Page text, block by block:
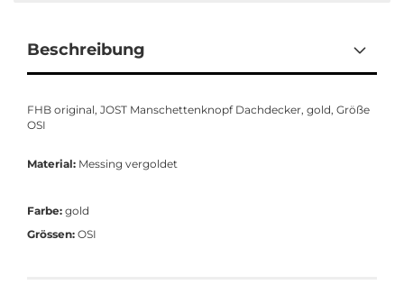
Beschreibung
FHB original, JOST Manschettenknopf Dachdecker, gold, Größe
OSI
Material: Messing vergoldet
Farbe: gold
Grössen: OSI